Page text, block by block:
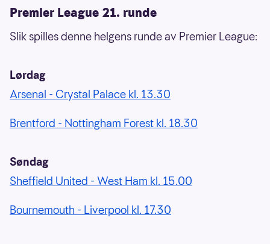
Premier League 21. runde
Slik spilles denne helgens runde av Premier League:
Lørdag
Arsenal - Crystal Palace kl. 13.30
Brentford - Nottingham Forest kl. 18.30
Søndag
Sheffield United - West Ham kl. 15.00
Bournemouth - Liverpool kl. 17.30